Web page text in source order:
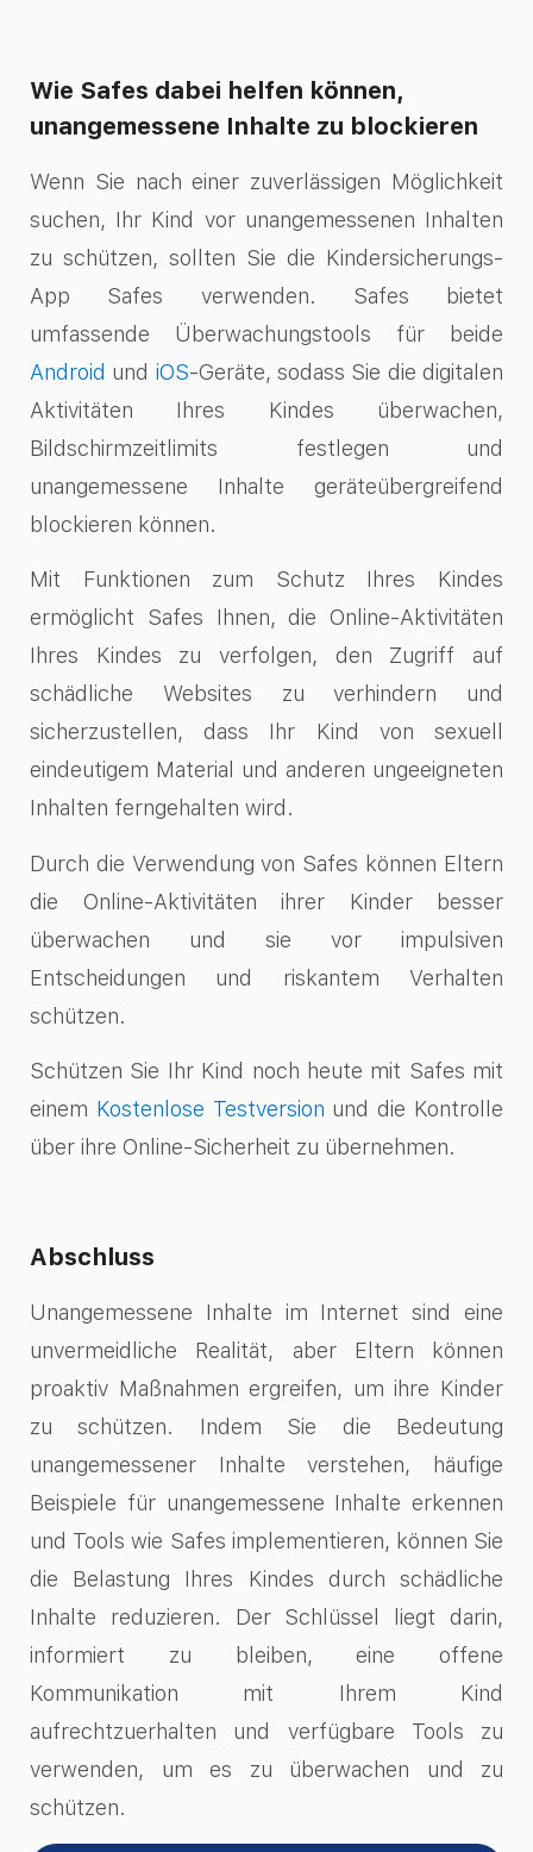
Wie Safes dabei helfen können,
unangemessene Inhalte zu blockieren
Wenn Sie nach einer zuverlässigen Möglichkeit
suchen, Ihr Kind vor unangemessenen Inhalten
zu schützen, sollten Sie die Kindersicherungs-
App Safes verwenden. Safes bietet
umfassende Überwachungstools für beide
Android und iOS-Geräte, sodass Sie die digitalen
Aktivitäten Ihres Kindes überwachen,
Bildschirmzeitlimits festlegen und
unangemessene Inhalte geräteübergreifend
blockieren können.
Mit Funktionen zum Schutz Ihres Kindes
ermöglicht Safes Ihnen, die Online-Aktivitäten
Ihres Kindes zu verfolgen, den Zugriff auf
schädliche Websites zu verhindern und
sicherzustellen, dass Ihr Kind von sexuell
eindeutigem Material und anderen ungeeigneten
Inhalten ferngehalten wird.
Durch die Verwendung von Safes können Eltern
die Online-Aktivitäten ihrer Kinder besser
überwachen und sie vor impulsiven
Entscheidungen und riskantem Verhalten
schützen.
Schützen Sie Ihr Kind noch heute mit Safes mit
einem Kostenlose Testversion und die Kontrolle
über ihre Online-Sicherheit zu übernehmen.
Abschluss
Unangemessene Inhalte im Internet sind eine
unvermeidliche Realität, aber Eltern können
proaktiv Maßnahmen ergreifen, um ihre Kinder
zu schützen. Indem Sie die Bedeutung
unangemessener Inhalte verstehen, häufige
Beispiele für unangemessene Inhalte erkennen
und Tools wie Safes implementieren, können Sie
die Belastung Ihres Kindes durch schädliche
Inhalte reduzieren. Der Schlüssel liegt darin,
informiert zu bleiben, eine offene
Kommunikation mit Ihrem Kind
aufrechtzuerhalten und verfügbare Tools zu
verwenden, um es zu überwachen und zu
schützen.